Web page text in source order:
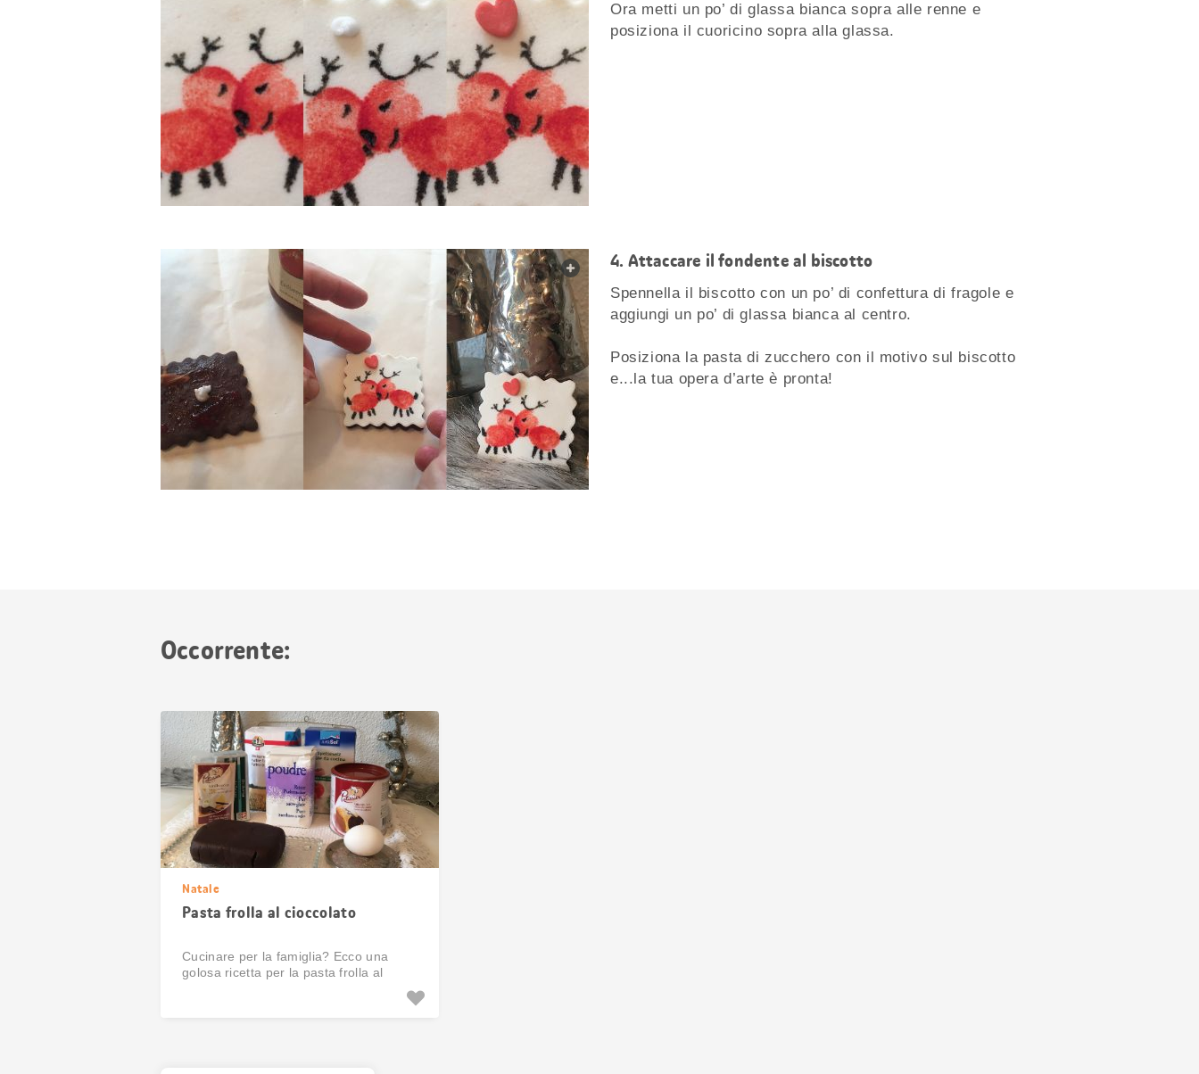
Ora metti un po’ di glassa bianca sopra alle renne e
posiziona il cuoricino sopra alla glassa.
web.lightbox.openLink
Attaccare il fondente al biscotto
Spennella il biscotto con un po’ di confettura di fragole e
aggiungi un po’ di glassa bianca al centro.
Posiziona la pasta di zucchero con il motivo sul biscotto
e...la tua opera d’arte è pronta!
Occorrente:
Natale
Pasta frolla al cioccolato
Cucinare per la famiglia? Ecco una
golosa ricetta per la pasta frolla al